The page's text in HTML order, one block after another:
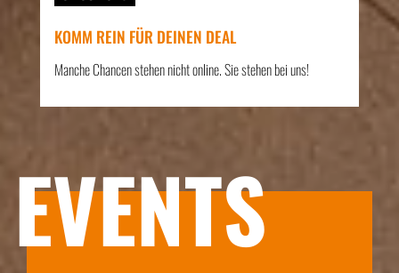
KOMM REIN FÜR DEINEN DEAL
Manche Chancen stehen nicht online. Sie stehen bei uns!
EVENTS